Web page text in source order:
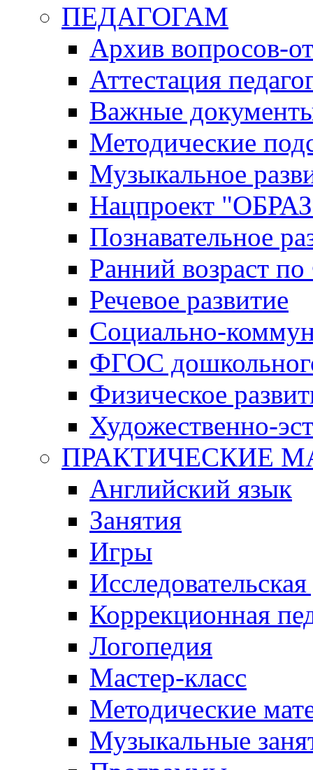
ПЕДАГОГАМ
Архив вопросов-
Аттестация
Важные
Методические
Музыкальное
Нацпроект
Познавательное
Ранний возраст
Речевое развитие
Социально-
ФГОС
Физическое
Художественно-
ПРАКТИЧЕСКИЕ
Английский язык
Занятия
Игры
Коррекционная
Логопедия
Мастер-класс
Методические
Музыкальные